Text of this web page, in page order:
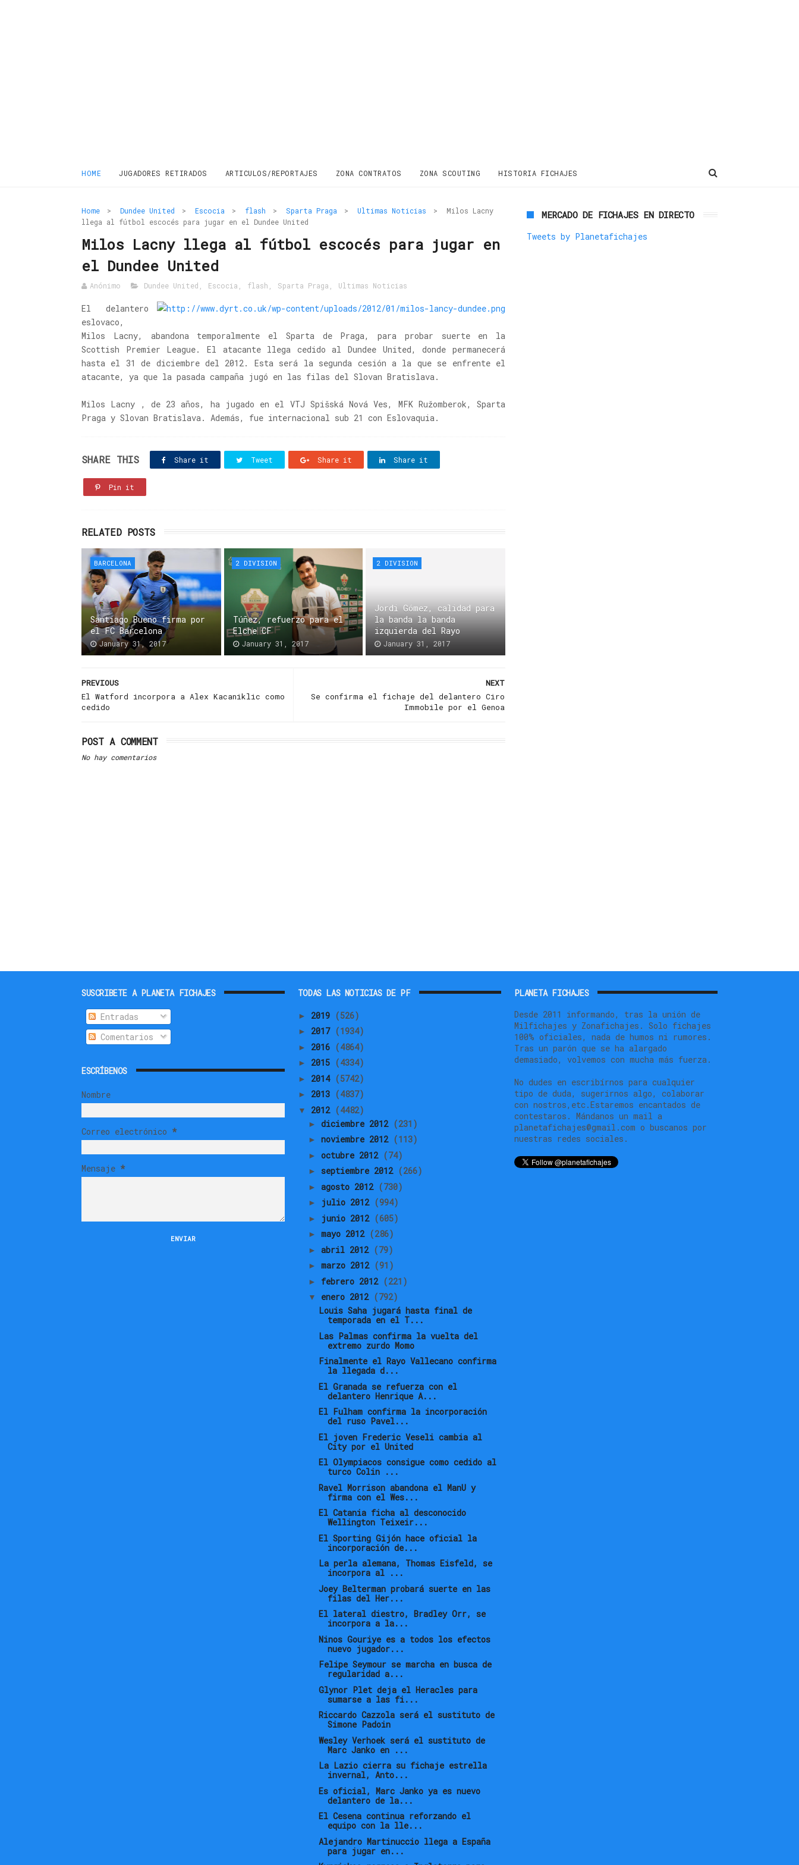
HOME JUGADORES RETIRADOS ARTICULOS/REPORTAJES ZONA CONTRATOS ZONA SCOUTING HISTORIA FICHAJES
Home > Dundee United > Escocia > flash > Sparta Praga > Ultimas Noticias >
Milos Lacny
llega al fútbol escocés para jugar en el Dundee United
Milos Lacny llega al fútbol escocés para jugar en
el Dundee United
Anónimo Dundee United Escocia flash Sparta Praga Ultimas Noticias
El delantero
eslovaco,
Milos Lacny, abandona temporalmente el Sparta de Praga, para probar suerte en la
Scottish Premier League. El atacante llega cedido al Dundee United, donde permanecerá
hasta el 31 de diciembre del 2012. Esta será la segunda cesión a la que se enfrente el
atacante, ya que la pasada campaña jugó en las filas del Slovan Bratislava.
Milos Lacny , de 23 años, ha jugado en el VTJ Spišská Nová Ves, MFK Ružomberok, Sparta
Praga y Slovan Bratislava. Además, fue internacional sub 21 con Eslovaquia.
SHARE THIS Share it Tweet Share it Share it
Pin it
RELATED POSTS
BARCELONA
Santiago Bueno firma por
el FC Barcelona
January 31, 2017
2 DIVISION
Túñez, refuerzo para el
Elche CF
January 31, 2017
2 DIVISION
Jordi Gómez, calidad para
la banda la banda
izquierda del Rayo
January 31, 2017
NEXT
Se confirma el fichaje del delantero Ciro
Immobile por el Genoa
PREVIOUS
El Watford incorpora a Alex Kacaniklic como
cedido
POST A COMMENT
No hay comentarios
MERCADO DE FICHAJES EN DIRECTO
Tweets by Planetafichajes
SUSCRIBETE A PLANETA FICHAJES
Entradas
Comentarios
ESCRÍBENOS
Nombre
Correo electrónico *
Mensaje *
TODAS LAS NOTICIAS DE PF
► 2019 (526)
► 2017 (1934)
► 2016 (4864)
► 2015 (4334)
► 2014 (5742)
► 2013 (4837)
▼ 2012 (4482)
► diciembre 2012 (231)
► noviembre 2012 (113)
► octubre 2012 (74)
► septiembre 2012 (266)
► agosto 2012 (730)
► julio 2012 (994)
► junio 2012 (605)
► mayo 2012 (286)
► abril 2012 (79)
► marzo 2012 (91)
► febrero 2012 (221)
▼ enero 2012 (792)
Louis Saha jugará hasta final de
temporada en el T...
Las Palmas confirma la vuelta del
extremo zurdo Momo
Finalmente el Rayo Vallecano confirma
la llegada d...
El Granada se refuerza con el
delantero Henrique A...
El Fulham confirma la incorporación
del ruso Pavel...
El joven Frederic Veseli cambia al
City por el United
El Olympiacos consigue como cedido al
turco Colin ...
Ravel Morrison abandona el ManU y
firma con el Wes...
El Catania ficha al desconocido
Wellington Teixeir...
El Sporting Gijón hace oficial la
incorporación de...
La perla alemana, Thomas Eisfeld, se
incorpora al ...
Joey Belterman probará suerte en las
filas del Her...
El lateral diestro, Bradley Orr, se
incorpora a la...
Ninos Gouriye es a todos los efectos
nuevo jugador...
Felipe Seymour se marcha en busca de
regularidad a...
Glynor Plet deja el Heracles para
sumarse a las fi...
Riccardo Cazzola será el sustituto de
Simone Padoin
Wesley Verhoek será el sustituto de
Marc Janko en ...
La Lazio cierra su fichaje estrella
invernal, Anto...
Es oficial, Marc Janko ya es nuevo
delantero de la...
El Cesena continua reforzando el
equipo con la lle...
Alejandro Martinuccio llega a España
para jugar en...
PLANETA FICHAJES
Desde 2011 informando, tras la unión de
Milfichajes y Zonafichajes. Solo fichajes
100% oficiales, nada de humos ni rumores.
Tras un parón que se ha alargado
demasiado, volvemos con mucha más fuerza.
No dudes en escribírnos para cualquier
tipo de duda, sugerirnos algo, colaborar
con nostros,etc.Estaremos encantados de
contestaros. Mándanos un mail a
planetafichajes@gmail.com o buscanos por
nuestras redes sociales.